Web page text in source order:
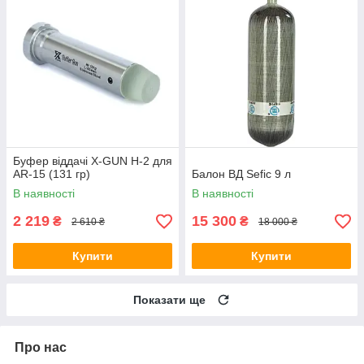
Буфер віддачі X-GUN H-2 для
AR-15 (131 гр)
В наявності
2 219 ₴ 2 610 ₴
Купити
Балон ВД Sefic 9 л
В наявності
15 300 ₴ 18 000 ₴
Купити
Показати ще
Про нас